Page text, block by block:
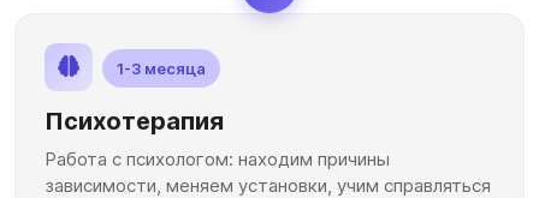
1-3 месяца
Психотерапия
Работа с психологом: находим причины
зависимости, меняем установки, учим справляться